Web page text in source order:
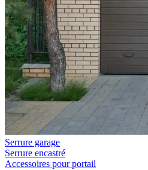
Serrure garage
Serrure encastré
Accessoires pour portail